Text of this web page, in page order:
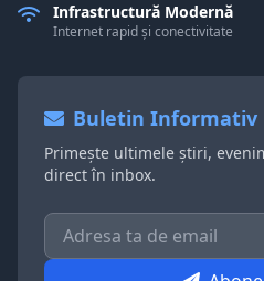
Infrastructură Modernă
Internet rapid și conectivitate
Buletin Informativ
Primește ultimele știri,
direct în inbox.